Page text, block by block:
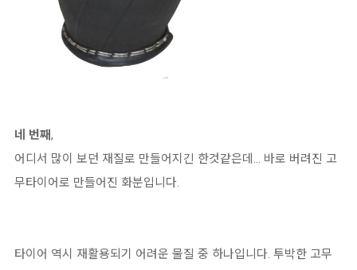
네 번째,
어디서 많이 보던 재질로 만들어지긴 한것같은데... 바로 버려진 고
무타이어로 만들어진 화분입니다.
타이어 역시 재활용되기 어려운 물질 중 하나입니다. 투박한 고무